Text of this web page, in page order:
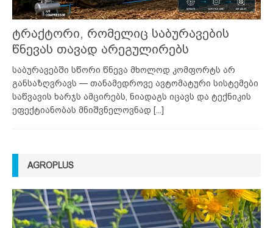
ტრაქტორი, რომელიც საბურავების
წნევას თავად არეგულირებს
საბურავებში სწორი წნევა მხოლოდ კომფორტს არ
განსაზღვრავს — თანამედროვე ავტომატური სისტემები
საწვავის ხარჯს ამცირებს, ნიადაგს იცავს და ტექნიკის
ეფექტიანობას მნიშვნელოვნად [...]
AGROPLUS